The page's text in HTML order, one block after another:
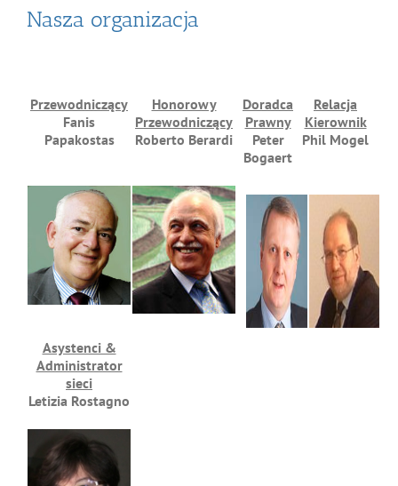
Nasza organizacja
Przewodniczący
Fanis
Papakostas
Honorowy
Przewodniczący
Roberto Berardi
Doradca
Prawny
Peter
Bogaert
Relacja
Kierownik
Phil Mogel
Asystenci &
Administrator
sieci
Letizia Rostagno